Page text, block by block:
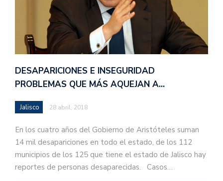
DESAPARICIONES E INSEGURIDAD
PROBLEMAS QUE MÁS AQUEJAN A…
Jalisco 28 abril, 2018
En los cuatro años del Gobierno de Aristóteles suman
14 mil desapariciones en todo el estado, de los 112
municipios de los 125 que tiene el estado de Jalisco hay
reportes de personas desaparecidas. Casos…